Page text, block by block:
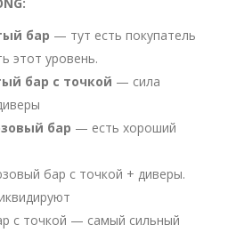
бар — тут есть покупатель
этот уровень.
бар с точкой — сила
бар — есть хороший
бар с точкой + диверы.
с точкой — самый сильный